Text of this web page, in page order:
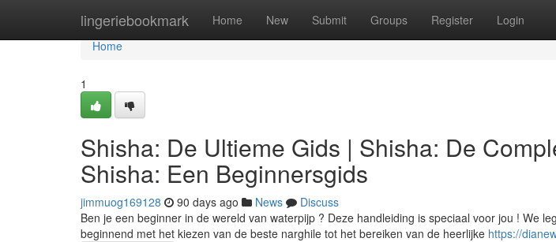
lingeriebookmark Home New Submit Groups Register Login
Home
Home
1
Shisha: De Ultieme Gids | Shisha: De
Shisha: Een Beginnersgids
jimmuog169128 90 days ago News
Discuss
Ben je een beginner in de wereld van waterpijp ? Deze handleiding is speciaal voor jou ! We
beginnend met het kiezen van de beste narghile tot het bereiken van de heerlijke https://